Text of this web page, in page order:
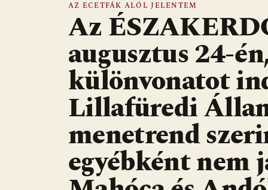
AZ ECETFÁK ALÓL JELENTEM
Az
augusztus 24-
különvonatot
Lillafüredi
menetrend
egyébként nem